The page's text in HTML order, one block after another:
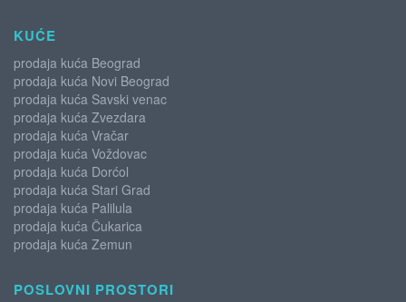
KUĆE
prodaja kuća Beograd
prodaja kuća Novi Beograd
prodaja kuća Savski venac
prodaja kuća Zvezdara
prodaja kuća Vračar
prodaja kuća Voždovac
prodaja kuća Dorćol
prodaja kuća Stari Grad
prodaja kuća Palilula
prodaja kuća Čukarica
prodaja kuća Zemun
POSLOVNI PROSTORI